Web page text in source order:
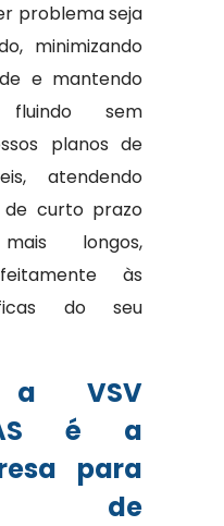
problema seja
minimizando
e mantendo
fluindo sem
planos de
atendendo
de curto prazo
longos,
às
do seu
VSV
é a
para
de